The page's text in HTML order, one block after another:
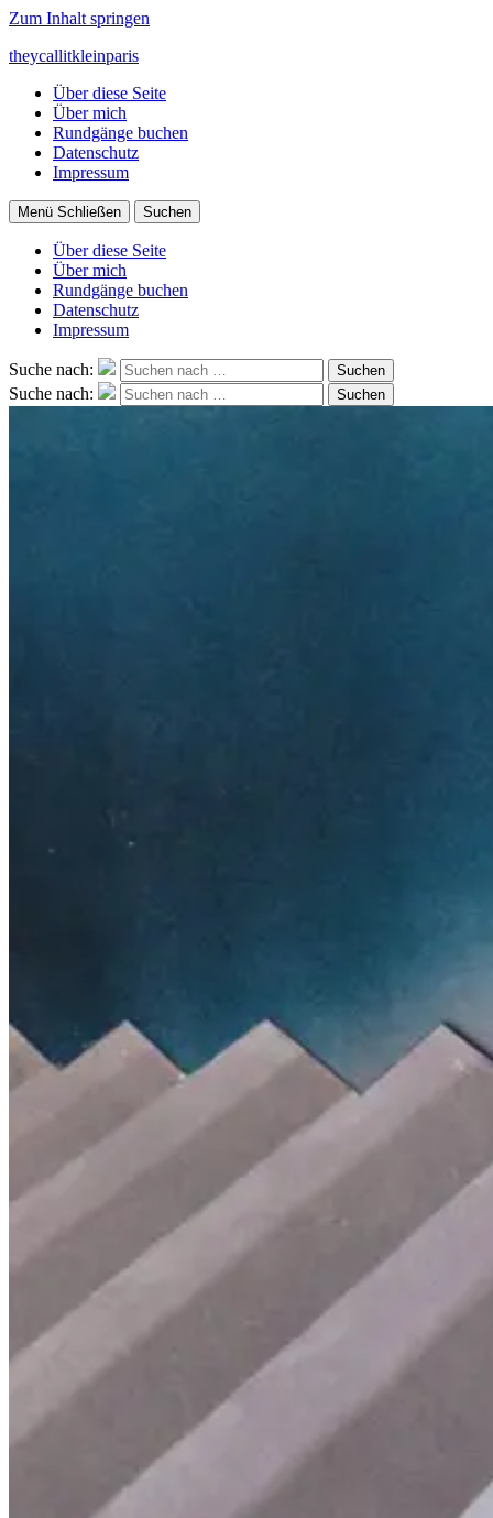
Zum Inhalt springen
theycallitkleinparis
Über diese Seite
Über mich
Rundgänge buchen
Datenschutz
Impressum
Menü Schließen Suchen
Über diese Seite
Über mich
Rundgänge buchen
Datenschutz
Impressum
Suche nach: Suchen
Suche nach: Suchen